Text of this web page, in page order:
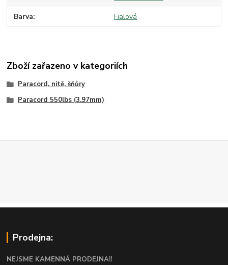
Barva Fialová
Zboží zařazeno v kategoriích
Paracord, nitě, šňůry
Paracord 550lbs (3.97mm)
Prodejna:
NEJSME KAMENNÁ PRODEJNA!!